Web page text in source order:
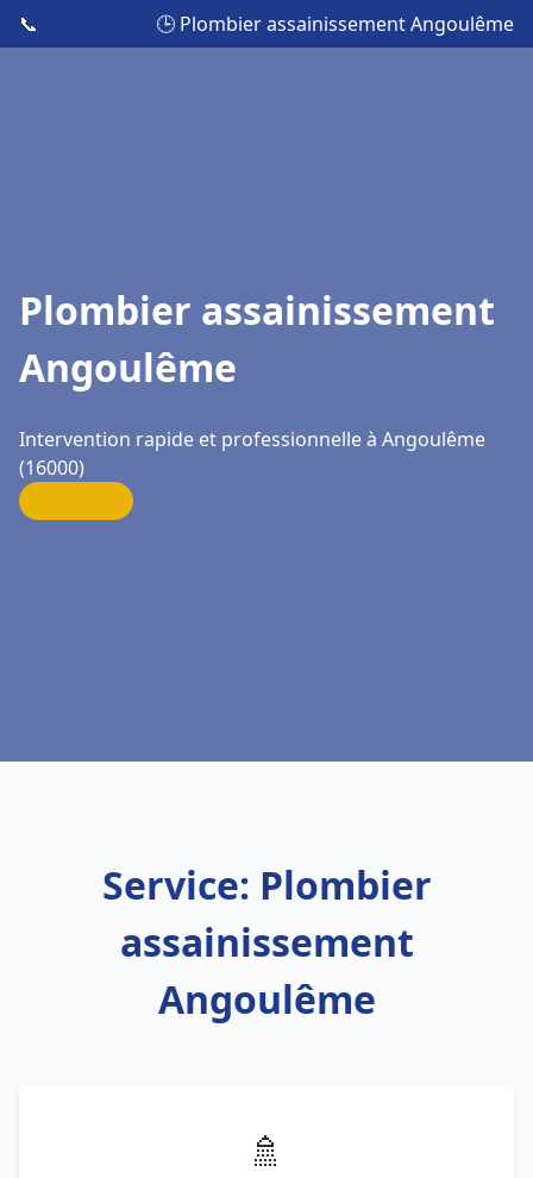
📞 🕒 Plombier assainissement Angoulême
Plombier assainissement
Angoulême
Intervention rapide et professionnelle à Angoulême
(16000)
Service: Plombier
assainissement
Angoulême
🚿